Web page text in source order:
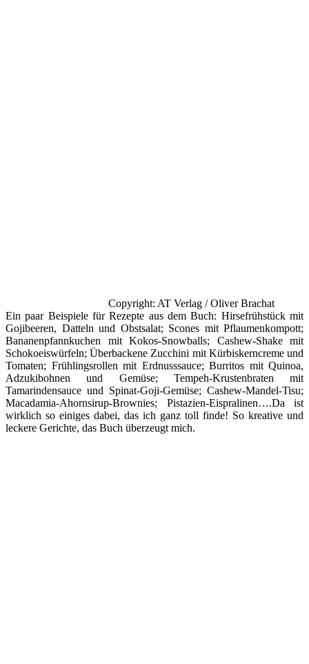
Copyright: AT Verlag / Oliver Brachat
Ein paar Beispiele für Rezepte aus dem Buch: Hirsefrühstück mit
Gojibeeren, Datteln und Obstsalat; Scones mit Pflaumenkompott;
Bananenpfannkuchen mit Kokos-Snowballs; Cashew-Shake mit
Schokoeiswürfeln; Überbackene Zucchini mit Kürbiskerncreme und
Tomaten; Frühlingsrollen mit Erdnusssauce; Burritos mit Quinoa,
Adzukibohnen und Gemüse; Tempeh-Krustenbraten mit
Tamarindensauce und Spinat-Goji-Gemüse; Cashew-Mandel-Tisu;
Macadamia-Ahornsirup-Brownies; Pistazien-Eispralinen….Da ist
wirklich so einiges dabei, das ich ganz toll finde! So kreative und
leckere Gerichte, das Buch überzeugt mich.